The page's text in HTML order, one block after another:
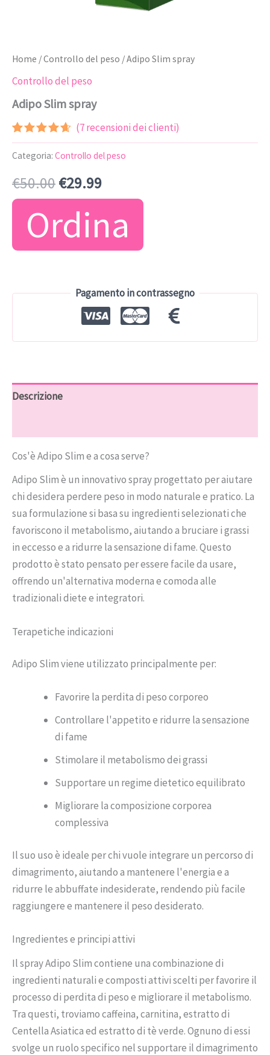
Home /Controllo del peso / Adipo Slim spray
Controllo del peso
Adipo Slim spray
Valutato
4.50su
5 su
6
recensioni
(7recensioni dei clienti)
Categoria: Controllo del peso
€50.00Il
prezzo
originale
€50.00.
€29.99Il
prezzo
attuale
€29.99.
Ordina
Pagamento in contrassegno
Descrizione
Cos'è Adipo Slim e a cosa serve?
Adipo Slim è un innovativo spray progettato per aiutare
chi desidera perdere peso in modo naturale e pratico. La
sua formulazione si basa su ingredienti selezionati che
favoriscono il metabolismo, aiutando a bruciare i grassi
in eccesso e a ridurre la sensazione di fame. Questo
prodotto è stato pensato per essere facile da usare,
offrendo un'alternativa moderna e comoda alle
tradizionali diete e integratori.
Terapetiche indicazioni
Adipo Slim viene utilizzato principalmente per:
Favorire la perdita di peso corporeo
Controllare l'appetito e ridurre la sensazione
di fame
Stimolare il metabolismo dei grassi
Supportare un regime dietetico equilibrato
Migliorare la composizione corporea
complessiva
Il suo uso è ideale per chi vuole integrare un percorso di
dimagrimento, aiutando a mantenere l'energia e a
ridurre le abbuffate indesiderate, rendendo più facile
raggiungere e mantenere il peso desiderato.
Ingredientes e principi attivi
Il spray Adipo Slim contiene una combinazione di
ingredienti naturali e composti attivi scelti per favorire il
processo di perdita di peso e migliorare il metabolismo.
Tra questi, troviamo caffeina, carnitina, estratto di
Centella Asiatica ed estratto di tè verde. Ognuno di essi
svolge un ruolo specifico nel supportare il dimagrimento